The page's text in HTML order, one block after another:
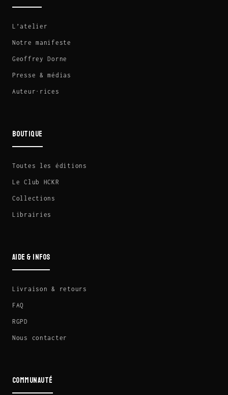
L’atelier
Notre manifeste
Geoffrey Dorne
Presse & médias
Auteur·rices
BOUTIQUE
Toutes les éditions
Le Club HCKR
Collections
Librairies
AIDE & INFOS
Livraison & retours
FAQ
RGPD
Nous contacter
COMMUNAUTÉ